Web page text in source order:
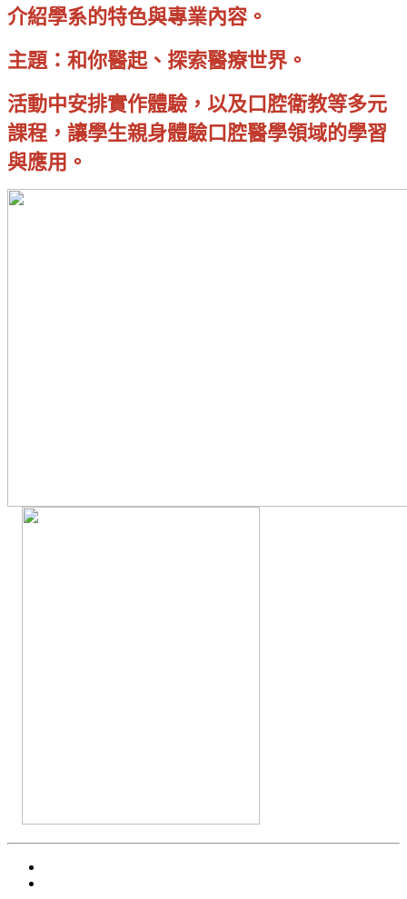
介紹學系的特色與專業內容。
主題：和你醫起、探索醫療世界。
活動中安排實作體驗，以及口腔衛教等多元
課程，讓學生親身體驗口腔醫學領域的學習
與應用。